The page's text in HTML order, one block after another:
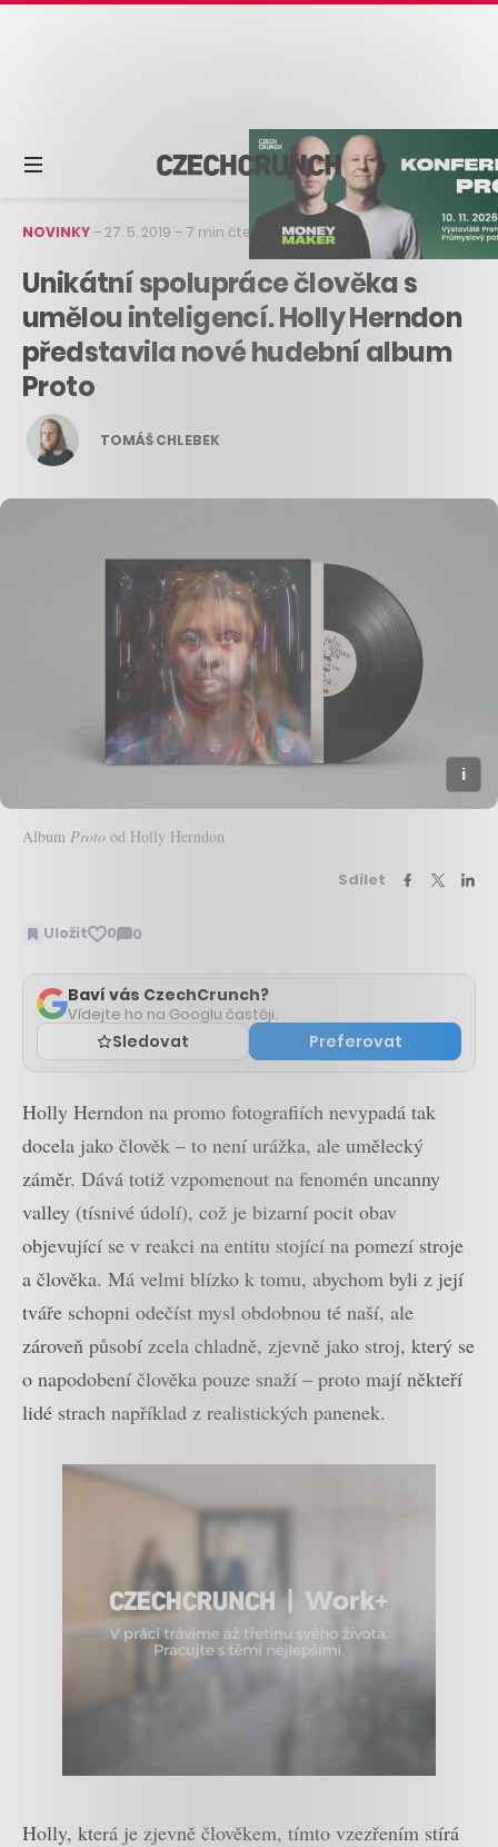
NOVINKY– 27. 5. 2019 – 7 min čtení
Unikátní spolupráce člověka s
umělou inteligencí. Holly Herndon
představila nové hudební album
Proto
TOMÁŠ CHLEBEK
Album Proto od Holly Herndon
Sdílet
Uložit 0 0
Zobrazit
Baví vás CzechCrunch?
Vídejte ho na Googlu častěji.
Sledovat Preferovat
Holly Herndon na promo fotografiích nevypadá tak
docela jako člověk – to není urážka, ale umělecký
záměr. Dává totiž vzpomenout na fenomén uncanny
valley (tísnivé údolí), což je bizarní pocit obav
objevující se v reakci na entitu stojící na pomezí stroje
a člověka. Má velmi blízko k tomu, abychom byli z její
tváře schopni odečíst mysl obdobnou té naší, ale
zároveň působí zcela chladně, zjevně jako stroj, který se
o napodobení člověka pouze snaží – proto mají někteří
lidé strach například z realistických panenek.
Holly, která je zjevně člověkem, tímto vzezřením stírá